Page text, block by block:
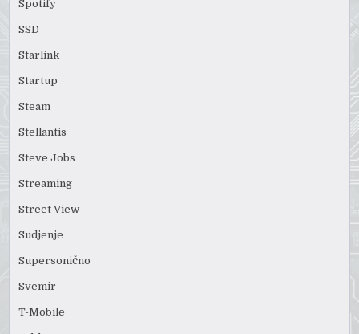
Spotify
SSD
Starlink
Startup
Steam
Stellantis
Steve Jobs
Streaming
Street View
Sudjenje
Supersonično
Svemir
T-Mobile